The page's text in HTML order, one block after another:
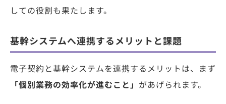
しての役割も果たします。
基幹システムへ連携するメリットと課題
電子契約と基幹システムを連携するメリットは、まず
「個別業務の効率化が進むこと」 があげられます。